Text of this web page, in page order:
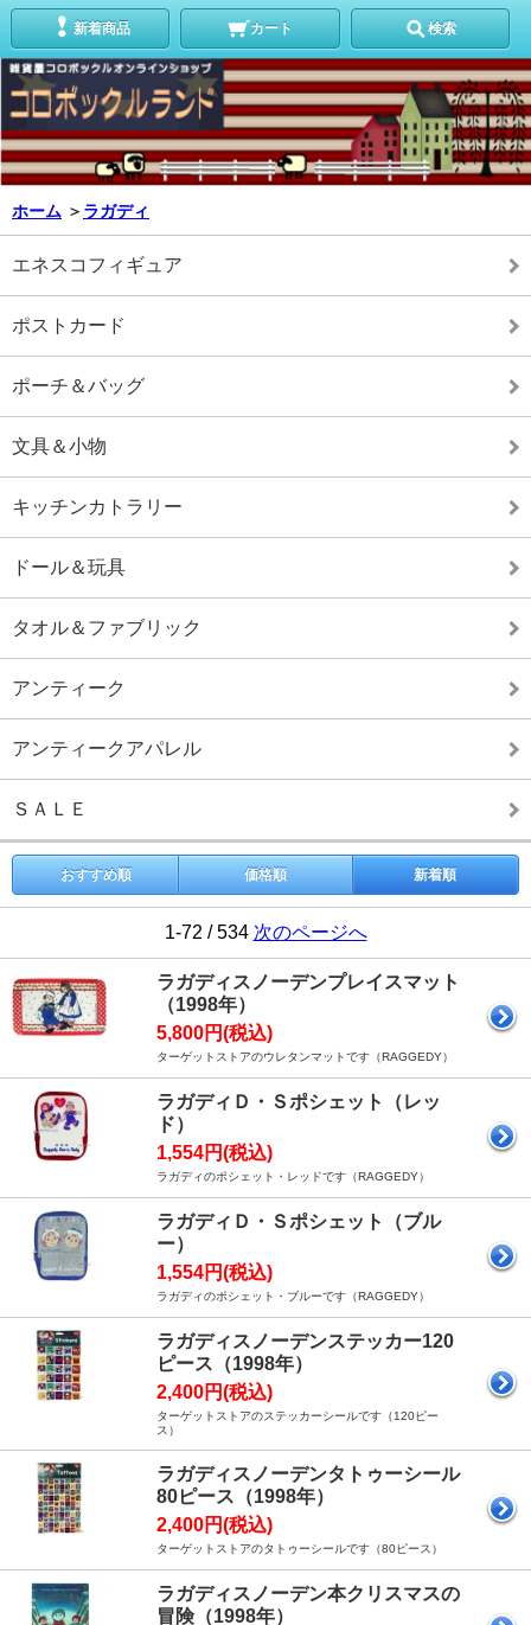
新着商品 カート 検索
ホーム ＞ ラガディ
エネスコフィギュア
ポストカード
ポーチ＆バッグ
文具＆小物
キッチンカトラリー
ドール＆玩具
タオル＆ファブリック
アンティーク
アンティークアパレル
ＳＡＬＥ
おすすめ順 価格順 新着順
1-72 / 534 次のページへ
ラガディスノーデンプレイスマット
（1998年）
5,800円(税込)
ターゲットストアのウレタンマットです（RAGGEDY）
ラガディＤ・Ｓポシェット（レッ
ド）
1,554円(税込)
ラガディのポシェット・レッドです（RAGGEDY）
ラガディＤ・Ｓポシェット（ブル
ー）
1,554円(税込)
ラガディのポシェット・ブルーです（RAGGEDY）
ラガディスノーデンステッカー120
ピース（1998年）
2,400円(税込)
ターゲットストアのステッカーシールです（120ピー
ス）
ラガディスノーデンタトゥーシール
80ピース（1998年）
2,400円(税込)
ターゲットストアのタトゥーシールです（80ピース）
ラガディスノーデン本クリスマスの
冒険（1998年）